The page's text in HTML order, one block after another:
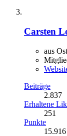
Carsten
aus
Beiträge
2.837
Erhaltene
251
Punkte
15.916